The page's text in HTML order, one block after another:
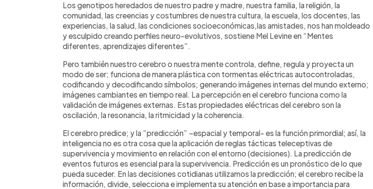
Los genotipos heredados de nuestro padre y madre, nuestra familia, la religión, la
comunidad, las creencias y costumbres de nuestra cultura, la escuela, los docentes, las
experiencias, la salud, las condiciones socioeconómicas,las amistades, nos han moldeado
y esculpido creando perfiles neuro-evolutivos, sostiene Mel Levine en “Mentes
diferentes, aprendizajes diferentes”.
Pero también nuestro cerebro o nuestra mente controla, define, regula y proyecta un
modo de ser; funciona de manera plástica con tormentas eléctricas autocontroladas,
codificando y decodificando símbolos; generando imágenes internas del mundo externo;
imágenes cambiantes en tiempo real. La percepción en el cerebro funciona como la
validación de imágenes externas. Estas propiedades eléctricas del cerebro son la
oscilación, la resonancia, la ritmicidad y la coherencia.
El cerebro predice; y la “predicción” –espacial y temporal- es la función primordial; así, la
inteligencia no es otra cosa que la aplicación de reglas tácticas teleceptivas de
supervivencia y movimiento en relación con el entorno (decisiones). La predicción de
eventos futuros es esencial para la supervivencia. Predicción es un pronóstico de lo que
pueda suceder. En las decisiones cotidianas utilizamos la predicción; el cerebro recibe la
información, divide, selecciona e implementa su atención en base a importancia para